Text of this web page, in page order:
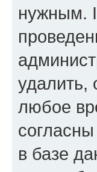
нужным.
удалить,
любое
в базе